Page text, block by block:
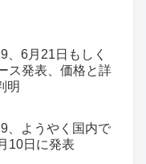
、6月21日もしく
ス発表、価格と詳
明
、ようやく国内で
10日に発表